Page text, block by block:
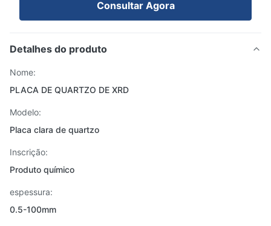
Consultar Agora
Detalhes do produto
Nome:
PLACA DE QUARTZO DE XRD
Modelo:
Placa clara de quartzo
Inscrição:
Produto químico
espessura:
0.5-100mm